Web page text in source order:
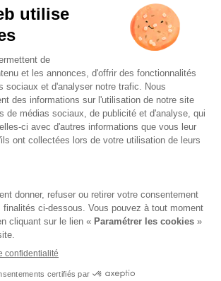
MODÉRATION.
– Politique de confidentialité